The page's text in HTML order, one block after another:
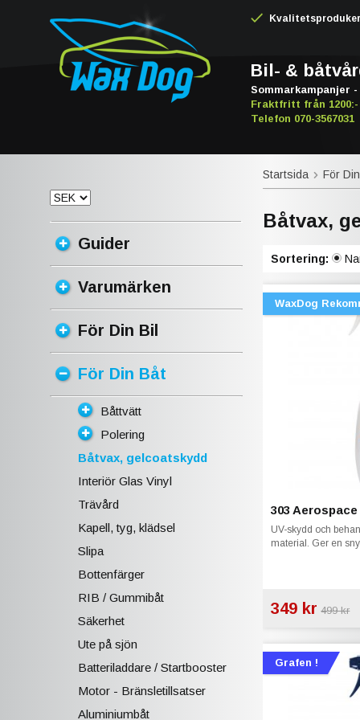
Bil- &
Sommarkampanjer
Fraktfritt från 1200:-
Telefon 070-3567031
Guider
Varumärken
För Din Bil
För Din Båt
Båttvätt
Polering
Båtvax, gelcoatskydd
Interiör Glas Vinyl
Trävård
Kapell, tyg, klädsel
Slipa
Bottenfärger
RIB / Gummibåt
Säkerhet
Ute på sjön
Batteriladdare / Startbooster
Motor - Bränsletillsatser
Aluminiumbåt
Startsida För
Båtvax,
Sortering:
WaxDog
303
UV-skydd och
material. Ger en
349 kr 499 kr
Grafen !